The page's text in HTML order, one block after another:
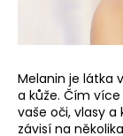
Melanin je látka
a kůže. Čím
vaše oči, vlasy
závisí na
?